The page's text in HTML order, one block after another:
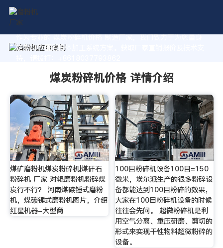
作为专业的 煤炭粉碎机价格 制造厂家，我们致力于为您量身
定制高价值的粉体加工系统方案。获取厂家直销报价及技术支
煤炭粉碎机价格 详情介绍
煤矿磨粉机煤炭粉碎机|煤矸石
粉碎机 厂家 对辊磨粉机粉碎煤
炭行不行？ 河南煤碳锤式磨粉
机，煤碳锤式磨粉机图片，介绍
红星机器-大型商
100目粉碎机设备100目=150
微米，埃尔派生产的很多粉碎设
备都能达到100目粉碎的效果，
大家在100目粉碎机设备的时候
往往会先问。 超微粉碎机是利
用空气分离、重压研磨、剪切的
形式来实现干性物料超微粉碎的
设备。